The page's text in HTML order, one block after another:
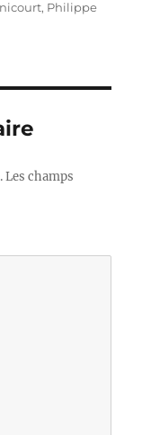
, Philippe
Les champs